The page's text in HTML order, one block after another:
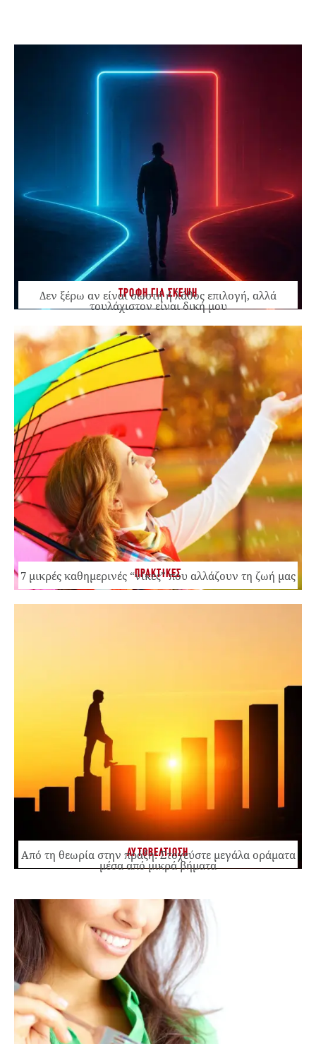
ΤΡΟΦΗ ΓΙΑ ΣΚΕΨΗ
Δεν ξέρω αν είναι σωστή ή λάθος επιλογή, αλλά
τουλάχιστον είναι δική μου
ΠΡΑΚΤΙΚΕΣ
7 μικρές καθημερινές “νίκες” που αλλάζουν τη ζωή μας
ΑΥΤΟΒΕΛΤΙΩΣΗ
Από τη θεωρία στην πράξη: Στοχεύστε μεγάλα οράματα
μέσα από μικρά βήματα